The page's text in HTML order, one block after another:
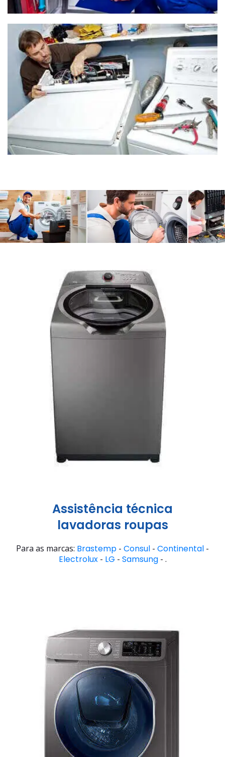
Assistência técnica
lavadoras roupas
Para as marcas: Brastemp - Consul - Continental -
Electrolux- LG - Samsung- .